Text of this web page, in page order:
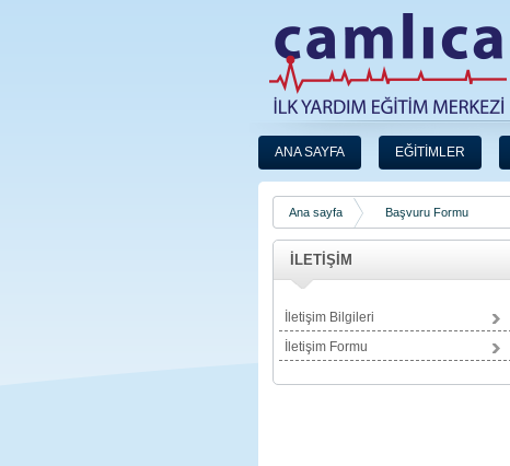
ANA SAYFA EĞİTİMLER
Ana sayfa Başvuru Formu
İLETİŞİM
İletişim Bilgileri
İletişim Formu